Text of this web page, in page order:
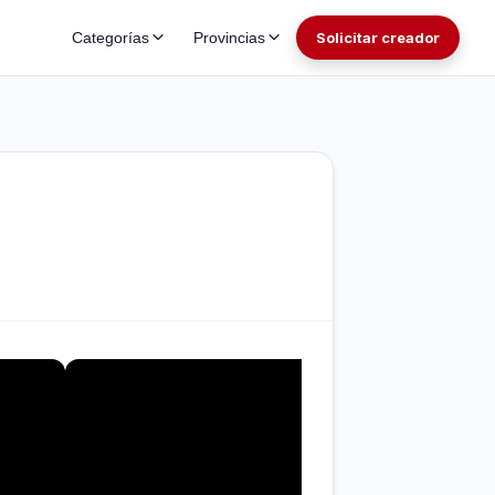
Categorías Provincias Solicitar creador